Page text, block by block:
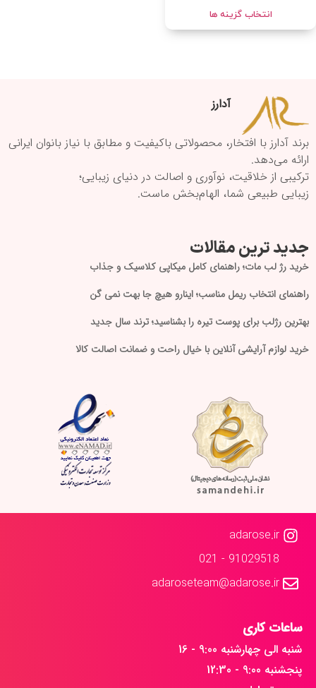
انتخاب گزینه ها
آدارز
برند آدارز با افتخار، محصولاتی باکیفیت و مطابق با نیاز بانوان ایرانی
ارائه می‌دهد.
ترکیبی از خلاقیت، نوآوری و اصالت در دنیای زیبایی؛
زیبایی طبیعی شما، الهام‌بخش ماست.
جدید ترین مقالات
خرید رژ لب مات؛ راهنمای کامل میکاپی کلاسیک و جذاب
راهنمای انتخاب ریمل مناسب؛ اینارو هیچ جا بهت نمی گن
بهترین رژلب برای پوست تیره را بشناسید؛ ترند سال جدید
خرید لوازم آرایشی آنلاین با خیال راحت و ضمانت اصالت کالا
adarose.ir
91029518 - 021
adaroseteam@adarose.ir
ساعات کاری
شنبه الی چهارشنبه 9:00 - 16
پنجشنبه 9:00 - 12:30